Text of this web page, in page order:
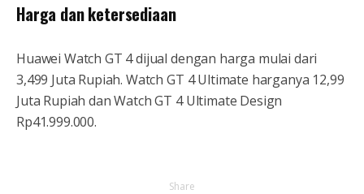
Harga dan ketersediaan
Huawei Watch GT 4 dijual dengan harga mulai dari
3,499 Juta Rupiah. Watch GT 4 Ultimate harganya 12,99
Juta Rupiah dan Watch GT 4 Ultimate Design
Rp41.999.000.
Share